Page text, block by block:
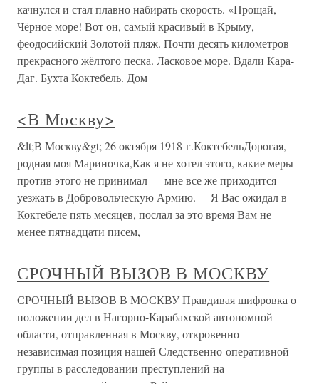
качнулся и стал плавно набирать скорость. «Прощай,
Чёрное море! Вот он, самый красивый в Крыму,
феодосийский Золотой пляж. Почти десять километров
прекрасного жёлтого песка. Ласковое море. Вдали Кара-
Даг. Бухта Коктебель. Дом
<В Москву>
&lt;В Москву&gt; 26 октября 1918 г.КоктебельДорогая,
родная моя Мариночка,Как я не хотел этого, какие меры
против этого не принимал — мне все же приходится
уезжать в Добровольческую Армию.— Я Вас ожидал в
Коктебеле пять месяцев, послал за это время Вам не
менее пятнадцати писем,
СРОЧНЫЙ ВЫЗОВ В МОСКВУ
СРОЧНЫЙ ВЫЗОВ В МОСКВУ Правдивая шифровка о
положении дел в Нагорно-Карабахской автономной
области, отправленная в Москву, откровенно
независимая позиция нашей Следственно-оперативной
группы в расследовании преступлений на